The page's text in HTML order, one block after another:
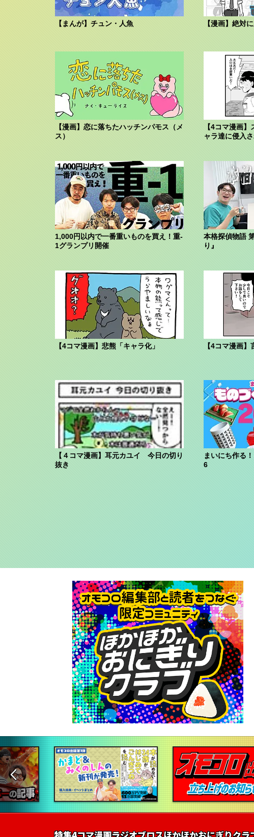
【まんが】チュン・人魚 【漫画】絶対
【漫画】恋に落ちたハッチンパモス（メ
ス）
【4コマ漫画】
ャラ達に侵入
1,000円以内で一番重いものを買え！重-
1グランプリ開催
本格探偵物語
り』
【4コマ漫画】悲熊「キャラ化」 【4コマ漫画】
【４コマ漫画】耳元カユイ 今日の切り
抜き
まいにち作る
6